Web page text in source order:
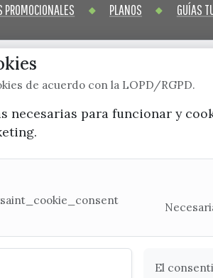
PROMOCIONALES PLANOS GUÍAS
instagram
turismo@velezmalaga.es
C/ Poniente, 2. CP 29740 - Torre del
de acuerdo con la LOPD/RGPD.
necesarias para funcionar y
El